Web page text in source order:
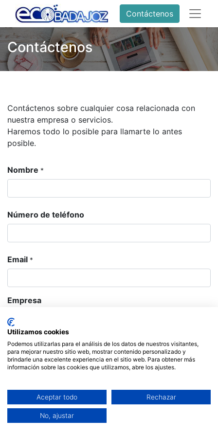
Contáctenos
Contáctenos
Contáctenos sobre cualquier cosa relacionada con
nuestra empresa o servicios.
Haremos todo lo posible para llamarte lo antes
posible.
Nombre *
Número de teléfono
Email *
Empresa
Asunto *
Mensaje *
Utilizamos cookies
Podemos utilizarlas para el análisis de los datos de nuestros visitantes,
para mejorar nuestro sitio web, mostrar contenido personalizado y
brindarle una excelente experiencia en el sitio web. Para obtener más
información sobre las cookies que utilizamos, abre los ajustes.
Aceptar todo Rechazar
No, ajustar